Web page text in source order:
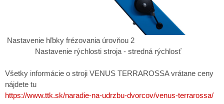
Nastavenie hľbky frézovania úrovňou 2
Nastavenie rýchlosti stroja - stredná rýchlosť
Všetky informácie o stroji VENUS TERRAROSSA vrátane ceny
nájdete tu
https://www.ttk.sk/naradie-na-udrzbu-dvorcov/venus-terrarossa/